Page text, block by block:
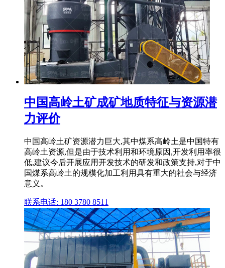
中国高岭土矿成矿地质特征与资源潜
力评价
中国高岭土矿资源潜力巨大,其中煤系高岭土是中国特有
高岭土资源,但是由于技术利用和环境原因,开发利用率很
低,建议今后开展应用开发技术的研发和政策支持,对于中
国煤系高岭土的规模化加工利用具有重大的社会与经济
意义。
联系电话: 180 3780 8511